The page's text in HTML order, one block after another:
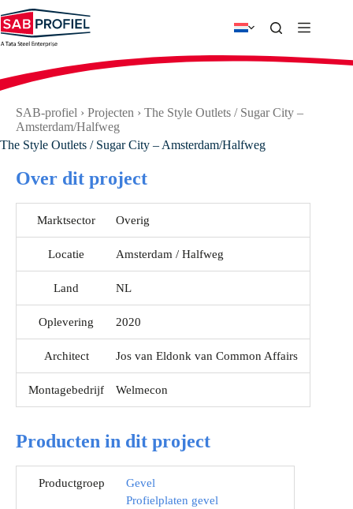
naar
de
inhoud
SAB-profiel › Projecten › The Style Outlets / Sugar City –
Amsterdam/Halfweg
The Style Outlets / Sugar City – Amsterdam/Halfweg
Over dit project
Marktsector Overig
Locatie Amsterdam / Halfweg
Land NL
Oplevering 2020
Architect Jos van Eldonk van Common Affairs
Montagebedrijf Welmecon
Producten in dit project
Productgroep
Gevel
Profielplaten gevel